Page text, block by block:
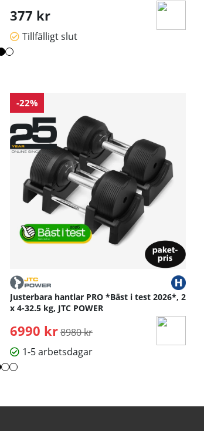
377 kr
Tillfälligt slut
-22%
Justerbara hantlar PRO *Bäst i test 2026*, 2
x 4-32.5 kg, JTC POWER
6990 kr Ordinarie pris:
8980 kr
1-5 arbetsdagar